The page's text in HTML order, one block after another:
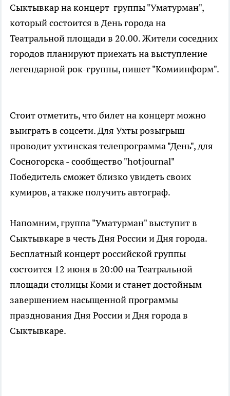
Сыктывкар на концерт группы "Уматурман",
который состоится в День города на
Театральной площади в 20.00. Жители соседних
городов планируют приехать на выступление
легендарной рок-группы, пишет "Комиинформ".
Стоит отметить, что билет на концерт можно
выиграть в соцсети. Для Ухты розыгрыш
проводит ухтинская телепрограмма "День", для
Сосногорска - сообщество "hotjournal"
Победитель сможет близко увидеть своих
кумиров, а также получить автограф.
Напомним, группа "Уматурман" выступит в
Сыктывкаре в честь Дня России и Дня города.
Бесплатный концерт российской группы
состоится 12 июня в 20:00 на Театральной
площади столицы Коми и станет достойным
завершением насыщенной программы
празднования Дня России и Дня города в
Сыктывкаре.